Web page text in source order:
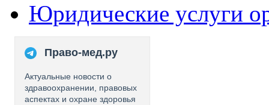
Юридические услуги
Право-мед.ру
Актуальные новости о
здравоохранении, правовых
аспектах и охране здоровья